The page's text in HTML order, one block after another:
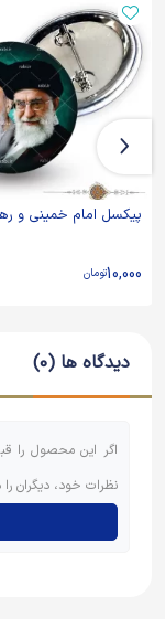
پیکسل امام خمینی و
10,000تومان
دیدگاه ها (0)
اگر این محصول را
نظرات خود، دیگران